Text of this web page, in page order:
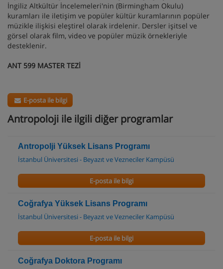
İngiliz Altkültür İncelemeleri'nin (Birmingham Okulu)
kuramları ile iletişim ve popüler kültür kuramlarının popüler
müzikle ilişkisi eleştirel olarak irdelenir. Dersler işitsel ve
görsel olarak film, video ve popüler müzik örnekleriyle
desteklenir.
ANT 599 MASTER TEZİ
E-posta ile bilgi
Antropoloji ile ilgili diğer programlar
Antropolji Yüksek Lisans Programı
İstanbul Üniversitesi - Beyazıt ve Vezneciler Kampüsü
E-posta ile bilgi
Coğrafya Yüksek Lisans Programı
İstanbul Üniversitesi - Beyazıt ve Vezneciler Kampüsü
E-posta ile bilgi
Coğrafya Doktora Programı